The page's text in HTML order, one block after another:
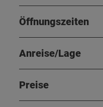
Öffnungszeiten
Anreise/Lage
Preise